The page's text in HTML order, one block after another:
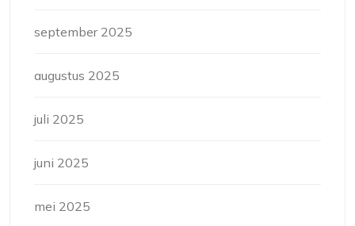
september 2025
augustus 2025
juli 2025
juni 2025
mei 2025